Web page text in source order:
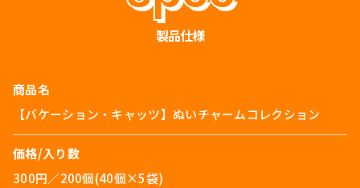
製品仕様
商品名
【バケーション・キャッツ】ぬいチャームコレクション
価格/入り数
300円／200個(40個×5袋)